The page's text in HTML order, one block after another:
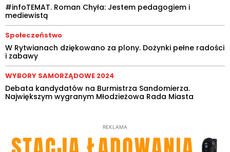
#infoTEMAT. Roman Chyła: Jestem pedagogiem i
mediewistą
Społeczeństwo
W Rytwianach dziękowano za plony. Dożynki pełne radości
i zabawy
WYBORY SAMORZĄDOWE 2024
Debata kandydatów na Burmistrza Sandomierza.
Największym wygranym Młodzieżowa Rada Miasta
REKLAMA